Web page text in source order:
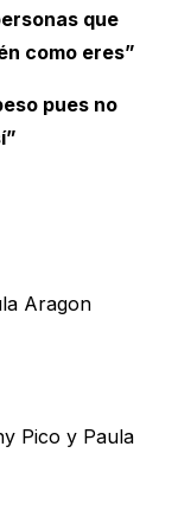
que
como eres”
pues no
Aragon
Pico y Paula